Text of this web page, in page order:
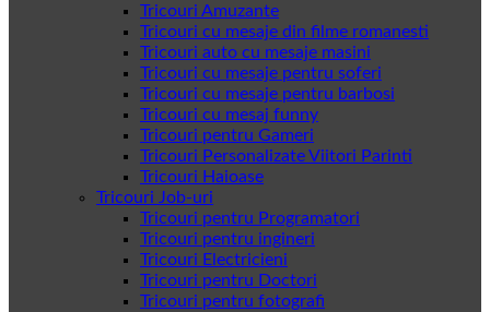
Tricouri Amuzante
Tricouri cu mesaje din filme romanesti
Tricouri auto cu mesaje masini
Tricouri cu mesaje pentru soferi
Tricouri cu mesaje pentru barbosi
Tricouri cu mesaj funny
Tricouri pentru Gameri
Tricouri Personalizate Viitori Parinti
Tricouri Haioase
Tricouri Job-uri
Tricouri pentru Programatori
Tricouri pentru ingineri
Tricouri Electricieni
Tricouri pentru Doctori
Tricouri pentru fotografi